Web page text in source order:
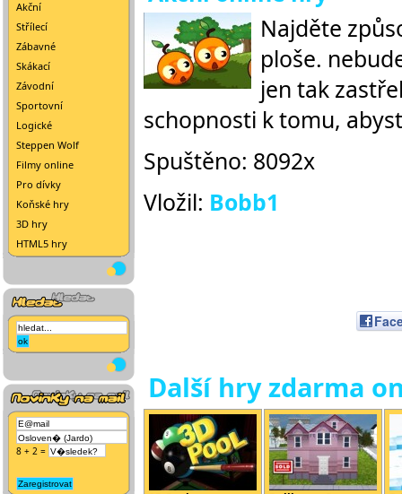
Akční
Střílecí
Zábavné
Skákací
Závodní
Sportovní
Logické
Steppen Wolf
Filmy online
Pro dívky
Koňské hry
3D hry
HTML5 hry
8 + 2 =
Najděte
ploše.
jen tak
schopnosti k tomu,
Spuštěno: 8092x
Vložil: Bobb1
Další hry zdarma